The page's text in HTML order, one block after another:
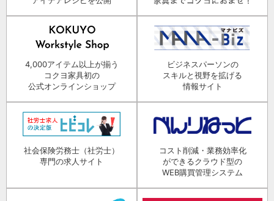
4,000アイテム以上が揃う
コクヨ家具初の
公式オンラインショップ
ビジネスパーソンの
スキルと視野を拡げる
情報サイト
社会保険労務士（社労士）
専門の求人サイト
コスト削減・業務効率化
ができるクラウド型の
WEB購買管理システム